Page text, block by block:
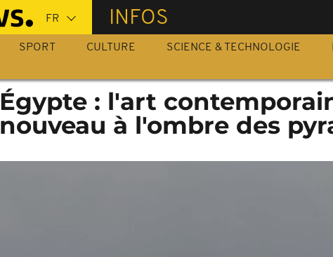
INFOS
SPORT CULTURE SCIENCE & TECHNOLOGIE
Égypte : l'art
nouveau à l'ombre des